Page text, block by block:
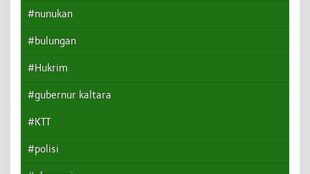
#nunukan
#bulungan
#Hukrim
#gubernur kaltara
#KTT
#polisi